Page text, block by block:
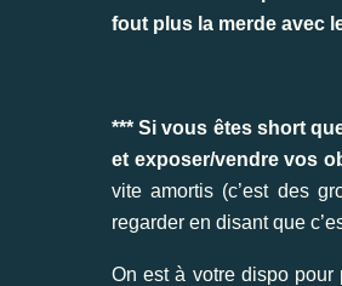
fout plus la merde avec
*** Si vous êtes short
et exposer/vendre vos
vite amortis (c’est des
regarder en disant que
On est à votre dispo pour